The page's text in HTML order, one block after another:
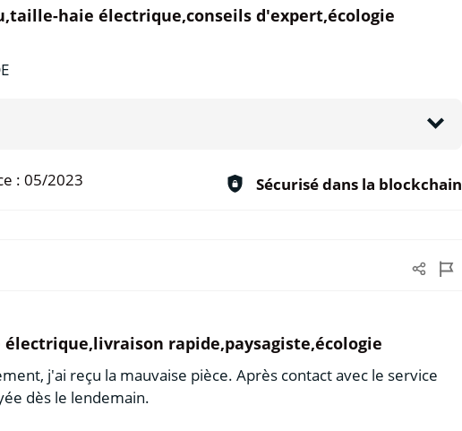
haie électrique,conseils d'expert,écologie
: 05/2023 Sécurisé dans la blockchain
rapide,paysagiste,écologie
j'ai reçu la mauvaise pièce. Après contact avec le service
dès le lendemain.